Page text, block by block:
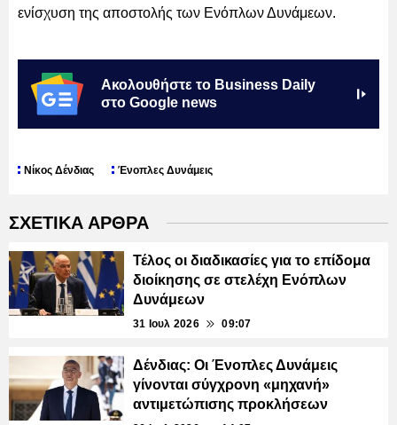
ενίσχυση της αποστολής των Ενόπλων Δυνάμεων.
Ακολουθήστε το Business Daily
στο Google news
Νίκος Δένδιας Ένοπλες Δυνάμεις
ΣΧΕΤΙΚΑ ΑΡΘΡΑ
Τέλος οι διαδικασίες για το επίδομα
διοίκησης σε στελέχη Ενόπλων
Δυνάμεων
31 Ιουλ 2026 09:07
Δένδιας: Οι Ένοπλες Δυνάμεις
γίνονται σύγχρονη «μηχανή»
αντιμετώπισης προκλήσεων